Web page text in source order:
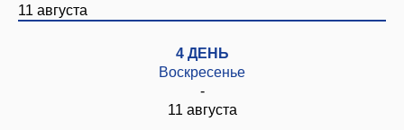
11 августа
4 ДЕНЬ
Воскресенье
-
11 августа